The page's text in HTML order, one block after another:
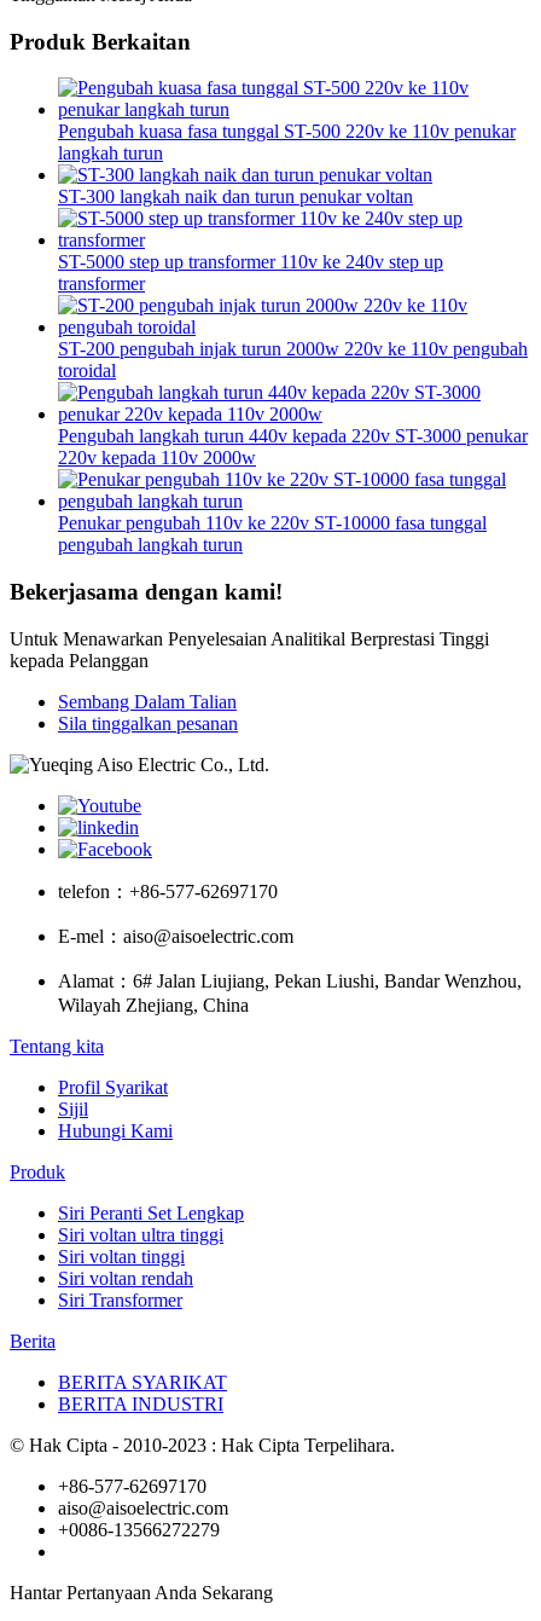
Produk Berkaitan
Pengubah kuasa fasa tunggal ST-500 220v ke 110v penukar
langkah turun
ST-300 langkah naik dan turun penukar voltan
ST-5000 step up transformer 110v ke 240v step up
transformer
ST-200 pengubah injak turun 2000w 220v ke 110v pengubah
toroidal
Pengubah langkah turun 440v kepada 220v ST-3000 penukar
220v kepada 110v 2000w
Penukar pengubah 110v ke 220v ST-10000 fasa tunggal
pengubah langkah turun
Bekerjasama dengan kami!
Untuk Menawarkan Penyelesaian Analitikal Berprestasi Tinggi
kepada Pelanggan
Sembang Dalam Talian
Sila tinggalkan pesanan
telefon： +86-577-62697170
E-mel： aiso@aisoelectric.com
Alamat： 6# Jalan Liujiang, Pekan Liushi, Bandar Wenzhou,
Wilayah Zhejiang, China
Tentang kita
Profil Syarikat
Sijil
Hubungi Kami
Produk
Siri Peranti Set Lengkap
Siri voltan ultra tinggi
Siri voltan tinggi
Siri voltan rendah
Siri Transformer
Berita
BERITA SYARIKAT
BERITA INDUSTRI
© Hak Cipta - 2010-2023 : Hak Cipta Terpelihara.
+86-577-62697170
aiso@aisoelectric.com
+0086-13566272279
Hantar Pertanyaan Anda Sekarang